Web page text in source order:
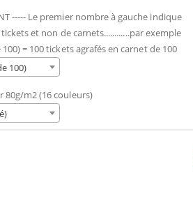
----- Le premier nombre à gauche indique
et non de carnets............par exemple
= 100 tickets agrafés en carnet de 100
100)
80g/m2 (16 couleurs)